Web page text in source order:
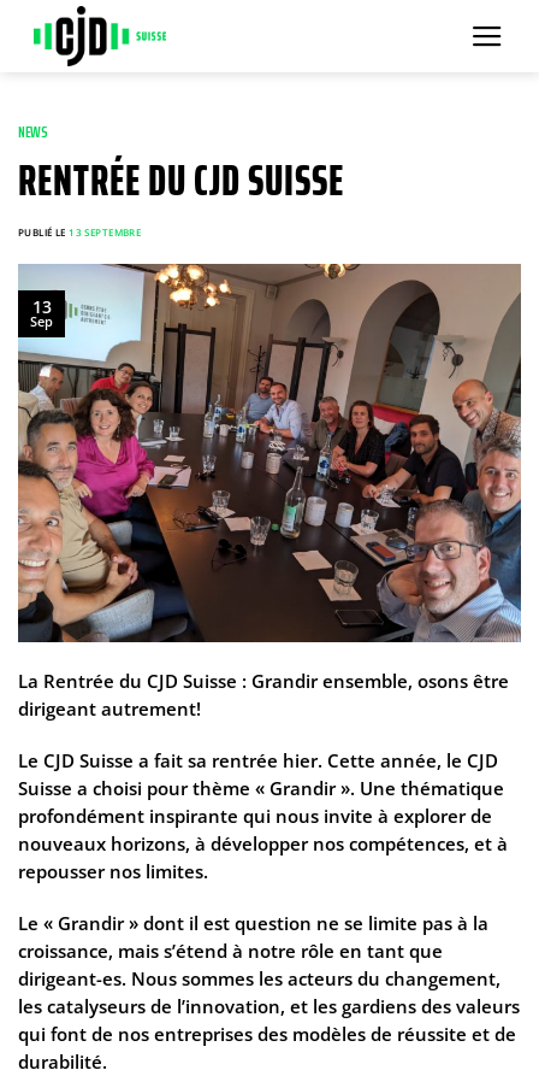
contenu
NEWS
RENTRÉE DU CJD SUISSE
PUBLIÉ LE13 SEPTEMBRE
13
Sep
La Rentrée du CJD Suisse : Grandir ensemble, osons être
dirigeant autrement!
Le CJD Suisse a fait sa rentrée hier. Cette année, le CJD
Suisse a choisi pour thème « Grandir ». Une thématique
profondément inspirante qui nous invite à explorer de
nouveaux horizons, à développer nos compétences, et à
repousser nos limites.
Le « Grandir » dont il est question ne se limite pas à la
croissance, mais s’étend à notre rôle en tant que
dirigeant-es. Nous sommes les acteurs du changement,
les catalyseurs de l’innovation, et les gardiens des valeurs
qui font de nos entreprises des modèles de réussite et de
durabilité.